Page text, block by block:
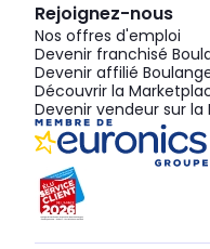
Rejoignez-nous
Nos offres d'emploi
Devenir franchisé
Devenir affilié
Découvrir la
Devenir vendeur sur